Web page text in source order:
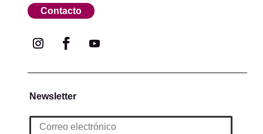
Contacto
Newsletter